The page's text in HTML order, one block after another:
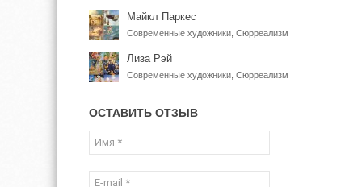
Майкл Паркес
Современные художники, Сюрреализм
Лиза Рэй
Современные художники, Сюрреализм
ОСТАВИТЬ ОТЗЫВ